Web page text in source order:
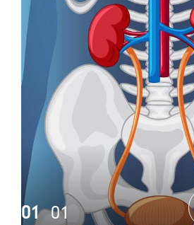
01/01